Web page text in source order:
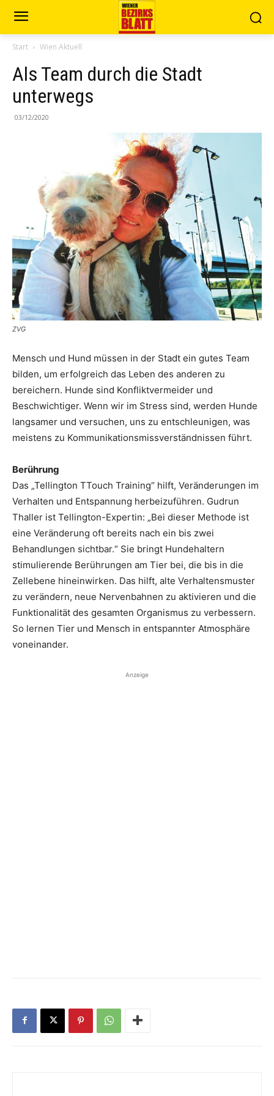
Start Wien Aktuell
Als Team durch die Stadt
unterwegs
03/12/2020
ZVG
Mensch und Hund müssen in der Stadt ein gutes Team
bilden, um erfolgreich das Leben des anderen zu
bereichern. Hunde sind Konfliktvermeider und
Beschwich­tiger. Wenn wir im Stress sind, werden Hunde
langsamer und ver­suchen, uns zu entschleunigen, was
meistens zu Kommunikationsmissverständnissen führt.
Berührung
Das „Tellington TTouch Training“ hilft, Veränderungen im
Verhalten und Entspannung herbeizuführen. Gudrun
Thaller ist Tellington-Expertin: „Bei dieser Methode ist
eine Veränderung oft bereits nach ein bis zwei
Behandlungen sichtbar.“ Sie bringt Hundehaltern
stimulierende Berührungen am Tier bei, die bis in die
Zellebene hinein­wirken. Das hilft, alte Verhaltensmuster
zu verändern, neue Nervenbahnen zu aktivieren und die
Funktionalität des gesamten Organismus zu verbessern.
So lernen Tier und Mensch in ­entspannter Atmosphäre
voneinander.
Anzeige